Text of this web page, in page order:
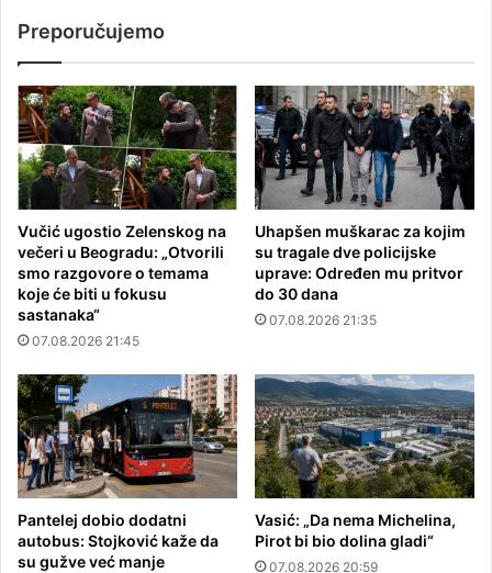
Preporučujemo
Vučić ugostio Zelenskog na
večeri u Beogradu: „Otvorili
smo razgovore o temama
koje će biti u fokusu
sastanaka“
07.08.2026 21:45
Uhapšen muškarac za kojim
su tragale dve policijske
uprave: Određen mu pritvor
do 30 dana
07.08.2026 21:35
Pantelej dobio dodatni
autobus: Stojković kaže da
su gužve već manje
Vasić: „Da nema Michelina,
Pirot bi bio dolina gladi“
07.08.2026 20:59